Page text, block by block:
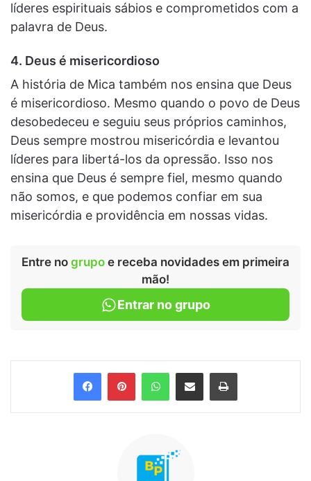
líderes espirituais sábios e comprometidos com a
palavra de Deus.
4. Deus é misericordioso
A história de Mica também nos ensina que Deus
é misericordioso. Mesmo quando o povo de Deus
desobedeceu e seguiu seus próprios caminhos,
Deus sempre mostrou misericórdia e levantou
líderes para libertá-los da opressão. Isso nos
ensina que Deus é sempre fiel, mesmo quando
não somos, e que podemos confiar em sua
misericórdia e providência em nossas vidas.
Entre no grupo e receba novidades em primeira
mão!
Entrar no grupo
FacebookPinterestWhatsApp
Compartilhar via e-mail Imprimir